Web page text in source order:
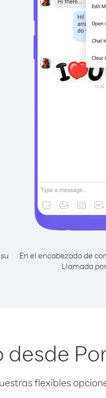
En el encabezado de
Llamada
desde
flexibles